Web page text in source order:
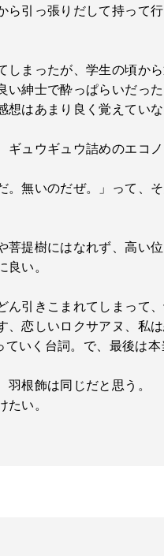
ら引っ張りだして持って行
まったが、学生の頃か
紳士で酔っぱらいだった
はあまり良く覚えてい
ュウギュウ詰めのエコ
。無いのだぜ。」って、
菩提樹にはなれず、高い
良い。
引きこまれてしまって
、恋しいロクサアヌ、私
いく台詞。で、最後は本
根飾は同じだと思う。
たい。